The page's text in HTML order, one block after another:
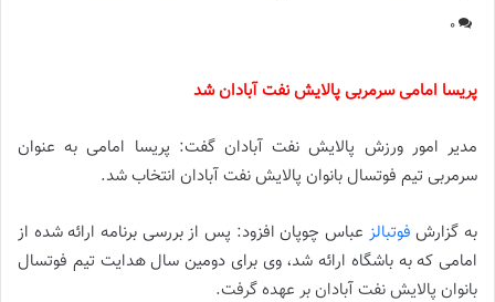
0
پریسا امامی سرمربی پالایش نفت آبادان شد
مدیر امور ورزش پالایش نفت آبادان گفت: پریسا امامی به عنوان
سرمربی تیم فوتسال بانوان پالایش نفت آبادان انتخاب شد.
به گزارش فوتبالز عباس چوپان افزود: پس از بررسی برنامه ارائه شده از
امامی که به باشگاه ارائه شد، وی برای دومین سال هدایت تیم فوتسال
بانوان پالایش نفت آبادان بر عهده گرفت.